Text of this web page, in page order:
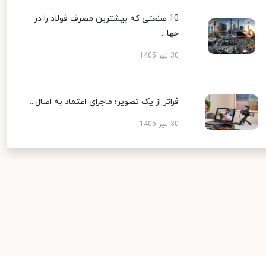
10 صنعتی که بیشترین مصرف فولاد را در
جها...
30 تیر 1405
فراتر از یک تصویر؛ ماجرای اعتماد به اصال...
30 تیر 1405